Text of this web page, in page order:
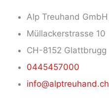
Alp Treuhand GmbH
Müllackerstrasse 10
CH-8152 Glattbrugg
0445457000
info@alptreuhand.ch